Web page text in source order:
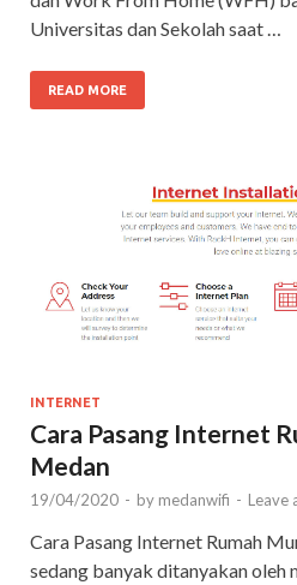
Universitas dan Sekolah saat …
READ MORE
INTERNET
Cara Pasang Internet
Medan
19/04/2020 - by medanwifi - Leave
Cara Pasang Internet Rumah
sedang banyak ditanyakan oleh